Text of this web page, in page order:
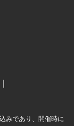
みであり、開催時に